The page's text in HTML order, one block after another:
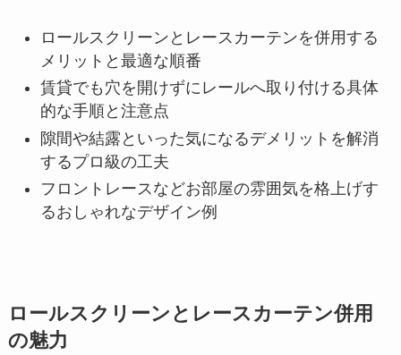
ロールスクリーンとレースカーテンを併用する
メリットと最適な順番
賃貸でも穴を開けずにレールへ取り付ける具体
的な手順と注意点
隙間や結露といった気になるデメリットを解消
するプロ級の工夫
フロントレースなどお部屋の雰囲気を格上げす
るおしゃれなデザイン例
ロールスクリーンとレースカーテン併用
の魅力